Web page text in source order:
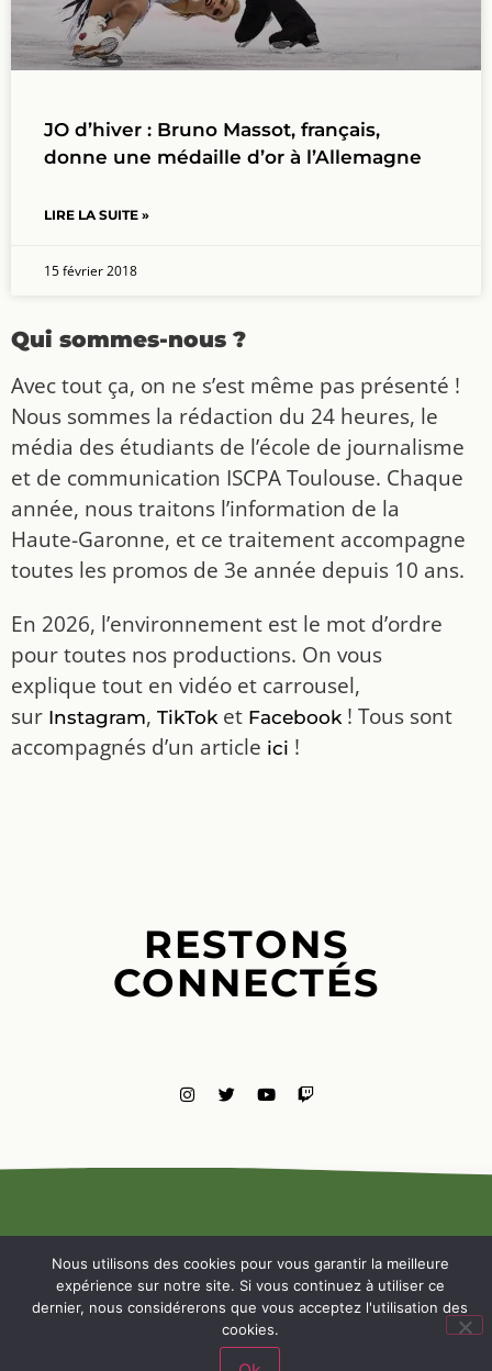
JO d’hiver : Bruno Massot, français,
donne une médaille d’or à l’Allemagne
LIRE LA SUITE »
15 février 2018
Qui sommes-nous ?
Avec tout ça, on ne s’est même pas présenté !
Nous sommes la rédaction du 24 heures, le
média des étudiants de l’école de journalisme
et de communication ISCPA Toulouse. Chaque
année, nous traitons l’information de la
Haute-Garonne, et ce traitement accompagne
toutes les promos de 3e année depuis 10 ans.
En 2026, l’environnement est le mot d’ordre
pour toutes nos productions. On vous
explique tout en vidéo et carrousel,
sur Instagram, TikToket Facebook! Tous sont
accompagnés d’un article ici !
RESTONS
CONNECTÉS
MENTIONS
LÉGALES
NOUS
Nous utilisons des cookies pour vous garantir la meilleure
expérience sur notre site. Si vous continuez à utiliser ce
dernier, nous considérerons que vous acceptez l'utilisation des
cookies.